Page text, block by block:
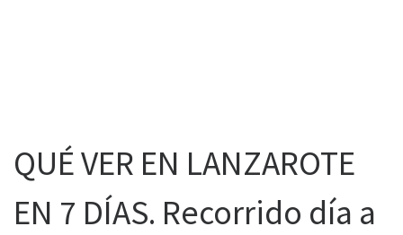
QUÉ VER EN LANZAROTE
EN 7 DÍAS. Recorrido día a